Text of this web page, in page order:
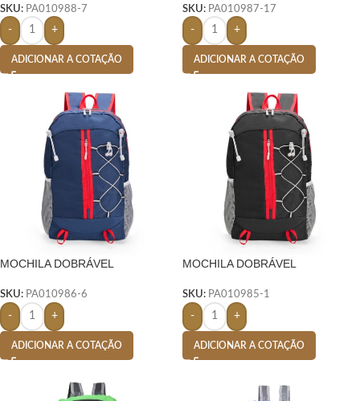
SKU: PA010988-7
- +
ADICIONAR A COTAÇÃO
LARANJA
SKU: PA010987-17
- +
ADICIONAR A COTAÇÃO
MOCHILA DOBRÁVEL
SKU: PA010986-6
- +
ADICIONAR A COTAÇÃO
MOCHILA DOBRÁVEL
SKU: PA010985-1
- +
ADICIONAR A COTAÇÃO